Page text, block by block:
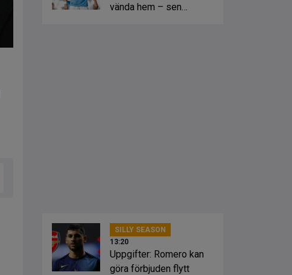
vända hem – sen
SILLY SEASON
13:20
Uppgifter: Romero kan
göra förbjuden flytt